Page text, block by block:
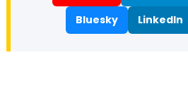
Bluesky
LinkedIn